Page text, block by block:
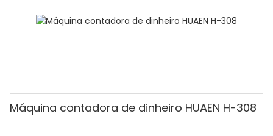
Máquina contadora de dinheiro HUAEN H-308